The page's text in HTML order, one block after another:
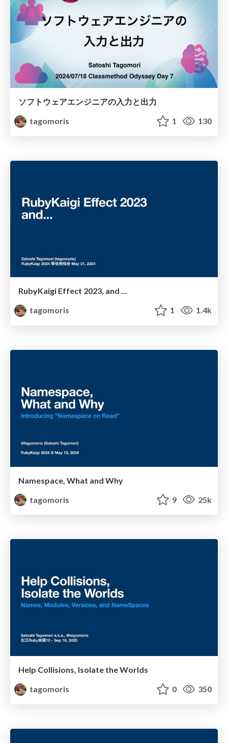
ソフトウェアエンジニアの入力と出力
tagomoris
1 130
RubyKaigi Effect 2023, and ...
tagomoris
1 1.4k
Namespace, What and Why
tagomoris
9 25k
Help Collisions, Isolate the Worlds
tagomoris
0 350